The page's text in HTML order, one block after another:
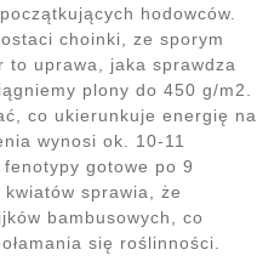
hodowców.
choinki, ze sporym
to uprawa, jaka sprawdza
plony do 450 g/m2.
co ukierunkuje energię na
wynosi ok. 10-11
gotowe po 9
sprawia, że
bambusowych, co
się roślinności.